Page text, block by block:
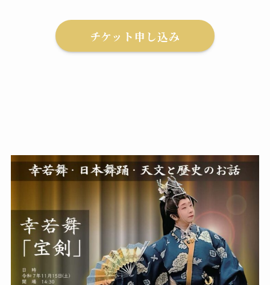
チケット申し込み